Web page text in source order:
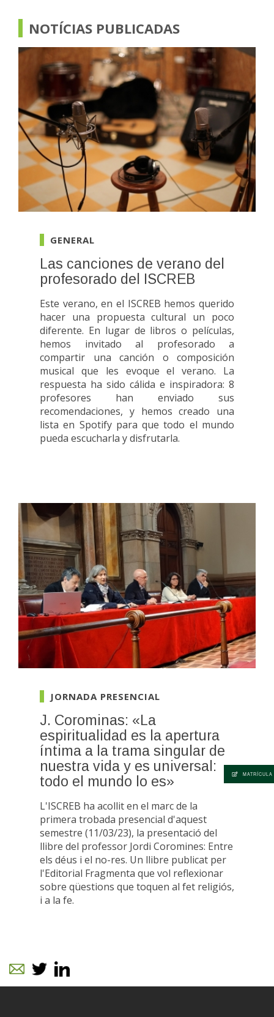
MATRÍCULA
NOTÍCIAS PUBLICADAS
GENERAL
Las canciones de verano del
profesorado del ISCREB
Este verano, en el ISCREB hemos querido
hacer una propuesta cultural un poco
diferente. En lugar de libros o películas,
hemos invitado al profesorado a
compartir una canción o composición
musical que les evoque el verano. La
respuesta ha sido cálida e inspiradora: 8
profesores han enviado sus
recomendaciones, y hemos creado una
lista en Spotify para que todo el mundo
pueda escucharla y disfrutarla.
JORNADA PRESENCIAL
J. Corominas: «La
espiritualidad es la apertura
íntima a la trama singular de
nuestra vida y es universal:
todo el mundo lo es»
L'ISCREB ha acollit en el marc de la
primera trobada presencial d'aquest
semestre (11/03/23), la presentació del
llibre del professor Jordi Coromines: Entre
els déus i el no-res. Un llibre publicat per
l'Editorial Fragmenta que vol reflexionar
sobre qüestions que toquen al fet religiós,
i a la fe.